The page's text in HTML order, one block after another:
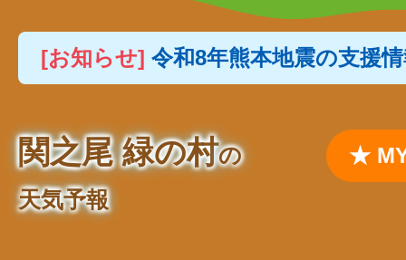
[お知らせ] 令和8年熊本地震の支援
関之尾 緑の村の
天気予報
★